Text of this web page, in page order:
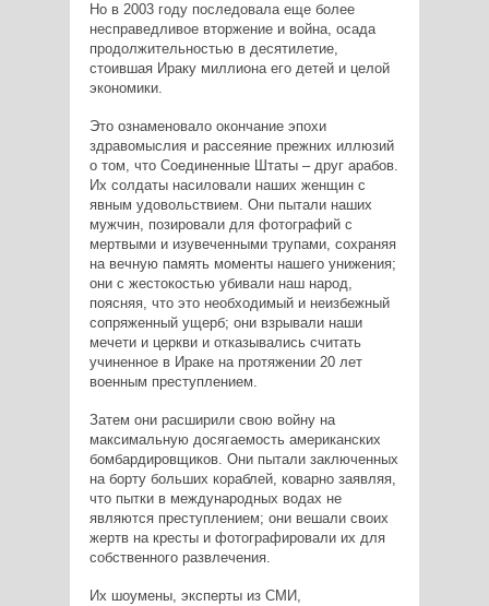
Но в 2003 году последовала еще более
несправедливое вторжение и война, осада
продолжительностью в десятилетие,
стоившая Ираку миллиона его детей и целой
экономики.
Это ознаменовало окончание эпохи
здравомыслия и рассеяние прежних иллюзий
о том, что Соединенные Штаты – друг арабов.
Их солдаты насиловали наших женщин с
явным удовольствием. Они пытали наших
мужчин, позировали для фотографий с
мертвыми и изувеченными трупами, сохраняя
на вечную память моменты нашего унижения;
они с жестокостью убивали наш народ,
поясняя, что это необходимый и неизбежный
сопряженный ущерб; они взрывали наши
мечети и церкви и отказывались считать
учиненное в Ираке на протяжении 20 лет
военным преступлением.
Затем они расширили свою войну на
максимальную досягаемость американских
бомбардировщиков. Они пытали заключенных
на борту больших кораблей, коварно заявляя,
что пытки в международных водах не
являются преступлением; они вешали своих
жертв на кресты и фотографировали их для
собственного развлечения.
Их шоумены, эксперты из СМИ,